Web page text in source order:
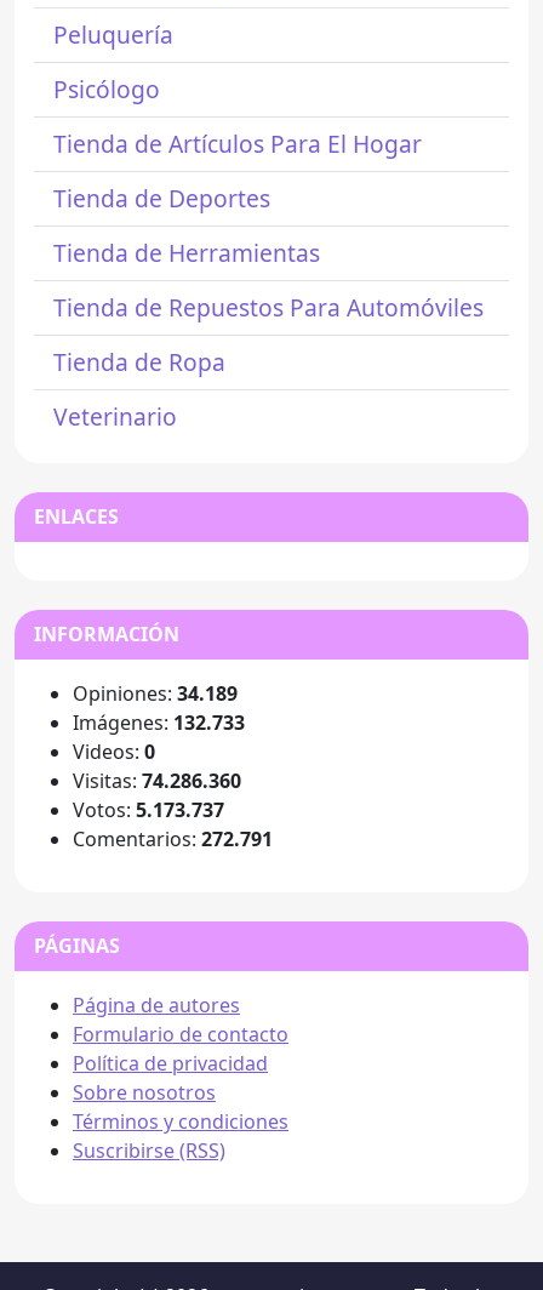
Peluquería
Psicólogo
Tienda de Artículos Para El Hogar
Tienda de Deportes
Tienda de Herramientas
Tienda de Repuestos Para Automóviles
Tienda de Ropa
Veterinario
ENLACES
INFORMACIÓN
Opiniones: 34.189
Imágenes: 132.733
Videos: 0
Visitas: 74.286.360
Votos: 5.173.737
Comentarios: 272.791
PÁGINAS
Página de autores
Formulario de contacto
Política de privacidad
Sobre nosotros
Términos y condiciones
Suscribirse (RSS)